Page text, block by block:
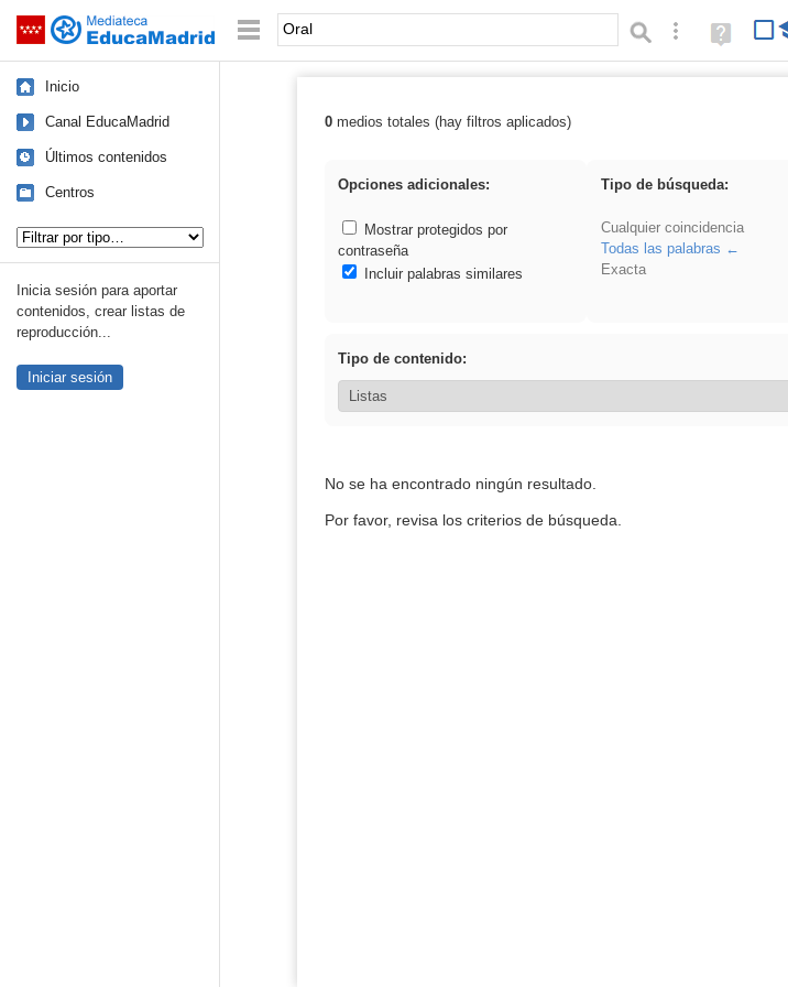
Saltar navegación Palabra o frase: Búsqueda avanzada
Ayuda
(en
Inicio
Canal EducaMadrid
Últimos contenidos
Centros
Inicia sesión para aportar
contenidos, crear listas de
reproducción...
Iniciar sesión
Resultados de: Oral
0medios totales (hay filtros aplicados)
Opciones adicionales:
Mostrar protegidos por
contraseña
Incluir palabras similares
Tipo de búsqueda:
Cualquier coincidencia
Todas las palabras
Exacta
Tipo de contenido:
No se ha encontrado ningún resultado.
Por favor, revisa los criterios de búsqueda.